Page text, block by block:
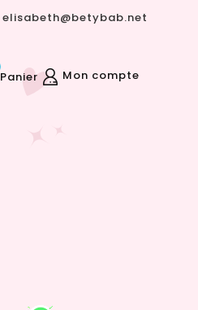
elisabeth@betybab.net
Mon compte
Panier